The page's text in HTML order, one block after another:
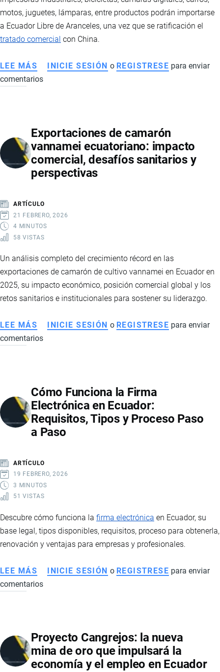
motos, juguetes, lámparas, entre productos podrán importarse
a Ecuador Libre de Aranceles, una vez que se ratificación el
tratado comercial con China.
LEE MÁS SOBRE
PRODUCTOS
TRATADO
DE
LIBRE
COMERCIO
INICIE SESIÓN o REGISTRESE para enviar
comentarios
Exportaciones de camarón
vannamei ecuatoriano: impacto
comercial, desafíos sanitarios y
perspectivas
ARTÍCULO
21 FEBRERO, 2026
4 MINUTOS
58 VISTAS
Un análisis completo del crecimiento récord en las
exportaciones de camarón de cultivo vannamei en Ecuador en
2025, su impacto económico, posición comercial global y los
retos sanitarios e institucionales para sostener su liderazgo.
LEE MÁS SOBRE
EXPORTACIONES
ECUATORIANO:
IMPACTO
COMERCIAL,
DESAFÍOS
PERSPECTIVAS
INICIE SESIÓN o REGISTRESE para enviar
comentarios
Cómo Funciona la Firma
Electrónica en Ecuador:
Requisitos, Tipos y Proceso Paso
a Paso
ARTÍCULO
19 FEBRERO, 2026
3 MINUTOS
51 VISTAS
Descubre cómo funciona la firma electrónica en Ecuador, su
base legal, tipos disponibles, requisitos, proceso para obtenerla,
renovación y ventajas para empresas y profesionales.
LEE MÁS SOBRE
CÓMO
ELECTRÓNICA
EN
ECUADOR:
INICIE SESIÓN o REGISTRESE para enviar
comentarios
Proyecto Cangrejos: la nueva
mina de oro que impulsará la
economía y el empleo en Ecuador